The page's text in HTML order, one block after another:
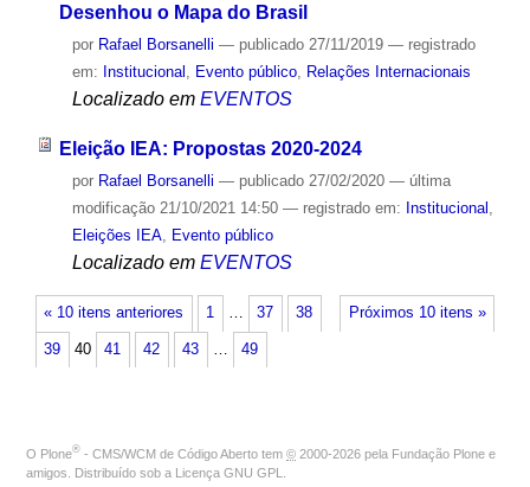
Desenhou o Mapa do Brasil
por Rafael Borsanelli — publicado27/11/2019 — registrado
em: Institucional Evento público, Relações Internacionais
Localizado em EVENTOS
Eleição IEA: Propostas 2020-2024
por Rafael Borsanelli — publicado27/02/2020 — última
modificação21/10/2021 14:50 — registrado em: Institucional ,
Eleições IEA, Evento público
Localizado em EVENTOS
« 10 itens anteriores Próximos 10 itens »
1 … 37 38
39 40 41 42 43 … 49
O Plone® - CMS/WCM de Código Aberto tem © 2000-2026 pela Fundação Plone e
amigos. Distribuído sob a Licença GNU GPL